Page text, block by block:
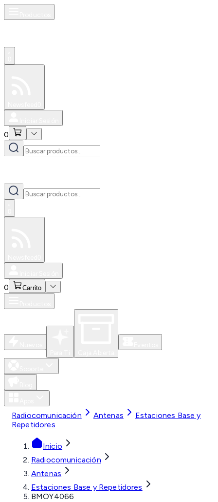
0
0 Carrito
Radiocomunicación Antenas
Estaciones Base y
Repetidores
Inicio
Radiocomunicación
Antenas
Estaciones Base y Repetidores
BMOY4066